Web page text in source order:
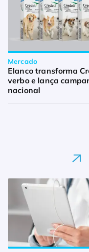
Mercado
Elanco transforma
verbo e lança
nacional